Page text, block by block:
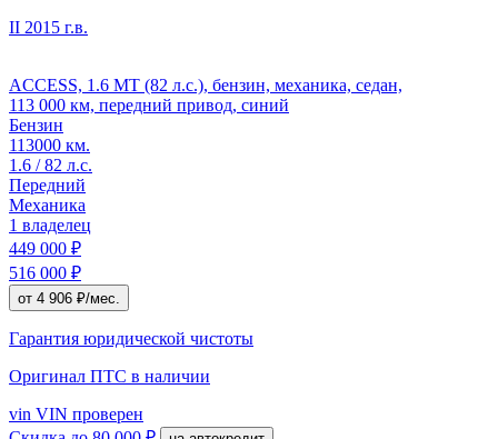
II 2015 г.в.
ACCESS, 1.6 MT (82 л.с.), бензин, механика, седан,
113 000 км, передний привод, синий
Бензин
113000 км.
1.6 / 82 л.с.
Передний
Механика
1 владелец
449 000 ₽
516 000 ₽
от 4 906 ₽/мес.
Гарантия юридической чистоты
Оригинал ПТС в наличии
vin VIN проверен